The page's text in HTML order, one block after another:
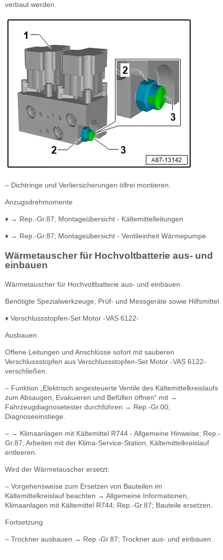
verbaut werden.
– Dichtringe und Verliersicherungen ölfrei montieren.
Anzugsdrehmomente
♦ → Rep.-Gr.87; Montageübersicht - Kältemittelleitungen
♦ → Rep.-Gr.87; Montageübersicht - Ventileinheit Wärmepumpe
Wärmetauscher für Hochvoltbatterie aus- und
einbauen
Wärmetauscher für Hochvoltbatterie aus- und einbauen
Benötigte Spezialwerkzeuge, Prüf- und Messgeräte sowie Hilfsmittel
♦ Verschlussstopfen-Set Motor -VAS 6122-
Ausbauen
Offene Leitungen und Anschlüsse sofort mit sauberen
Verschlussstopfen aus Verschlussstopfen-Set Motor -VAS 6122-
verschließen.
– Funktion „Elektrisch angesteuerte Ventile des Kältemittelkreislaufs
zum Absaugen, Evakuieren und Befüllen öffnen“ mit →
Fahrzeugdiagnosetester durchführen → Rep.-Gr.00;
Diagnoseeinstiege.
– → Klimaanlagen mit Kältemittel R744 - Allgemeine Hinweise; Rep.-
Gr.87; Arbeiten mit der Klima-Service-Station; Kältemittelkreislauf
entleeren.
Wird der Wärmetauscher ersetzt:
– Vorgehensweise zum Ersetzen von Bauteilen im
Kältemittelkreislauf beachten → Allgemeine Informationen,
Klimaanlagen mit Kältemittel R744; Rep.-Gr.87; Bauteile ersetzen.
Fortsetzung
– Trockner ausbauen → Rep.-Gr.87; Trockner aus- und einbauen.